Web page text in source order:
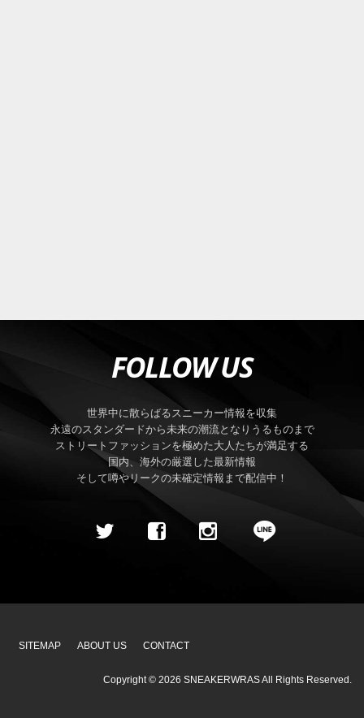
FOLLOW US
世界中に散らばるスニーカー情報を収集
永遠のスタンダードから未来の潮流となりうるものまで
ストリートファッションを極めた大人たちが満足する
国内、海外の厳選した最新情報
そして噂やリークの未確定情報まで配信中！
SITEMAP ABOUT US CONTACT
Copyright © 2026 SNEAKERWRASAll Rights Reserved.